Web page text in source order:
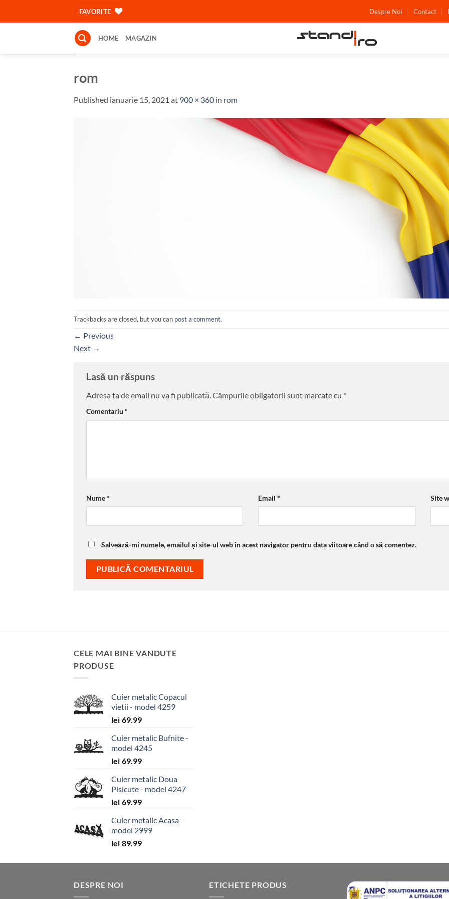
FAVORITE Despre Noi Contact
HOME MAGAZIN
rom
Published ianuarie 15, 2021 at 900 × 360 in rom
Trackbacks are closed, but you can post a comment.
← Previous
Next →
Lasă un răspuns
Adresa ta de email nu va fi publicată.Câmpurile obligatorii sunt marcate cu *
Comentariu *
Nume* Email* Site
Salvează-mi numele, emailul și site-ul web în acest navigator pentru data viitoare când o să comentez.
CELE MAI BINE VANDUTE
PRODUSE
Cuier metalic Copacul
vietii - model 4259
lei 69.99
Cuier metalic Bufnite -
model 4245
lei 69.99
Cuier metalic Doua
Pisicute - model 4247
lei 69.99
Cuier metalic Acasa -
model 2999
lei 89.99
DESPRE NOI ETICHETE PRODUS